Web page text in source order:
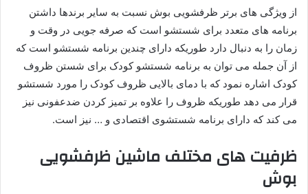
از ویژگی های برتر ظرفشویی بوش نسبت به سایر برندها داشتن
برنامه های متعدد برای شستشو است که صرفه جویی در وقت و
زمان را به دنبال دارد طوریکه دارای چندین برنامه شستشو است که
از آن جمله می توان به برنامه شستشو کودک برای شستن ظروف
کودک اشاره نمود که با دمای بالایی ظروف کودک را مورد شستشو
قرار می دهد طوریکه ظروف را علاوه بر تمیز کردن ضدعفونی نیز
می کند که دارای برنامه شستشوی اقتصادی و … نیز است.
ظرفیت های مختلف ماشین ظرفشویی
بوش